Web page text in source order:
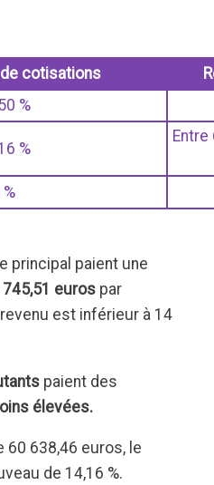
cotisations
%
%
Entre
%
principal paient une
euros par
est inférieur à 14
paient des
élevées.
60 638,46 euros, le
de 14,16 %.